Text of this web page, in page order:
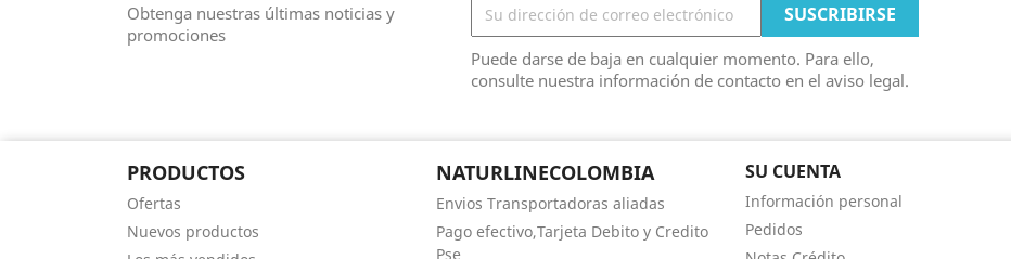
Obtenga nuestras últimas noticias y
promociones
Puede darse de baja en cualquier momento. Para ello,
consulte nuestra información de contacto en el aviso legal.
PRODUCTOS
Ofertas
Nuevos productos
NATURLINECOLOMBIA
Envios Transportadoras aliadas
Pago efectivo,Tarjeta Debito y Credito
Pse
SU CUENTA
Información personal
Pedidos